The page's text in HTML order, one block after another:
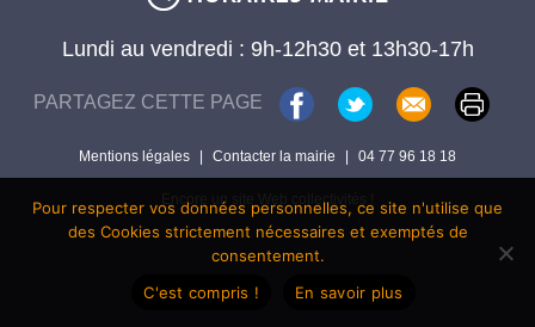
Lundi au vendredi : 9h-12h30 et 13h30-17h
PARTAGEZ CETTE PAGE
Mentions légales Contacter la mairie 04 77 96 18 18
Encore un site Web collectivités !
Pour respecter vos données personnelles, ce site n'utilise que
des Cookies strictement nécessaires et exemptés de
consentement.
C'est compris !
En savoir plus